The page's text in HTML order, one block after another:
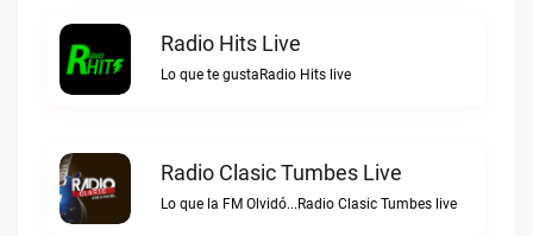
Radio Hits Live
Lo que te gustaRadio Hits live
Radio Clasic Tumbes Live
Lo que la FM Olvidó...Radio Clasic Tumbes live